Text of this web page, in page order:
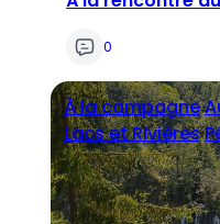
0
À la campagne
Lacs et Rivières